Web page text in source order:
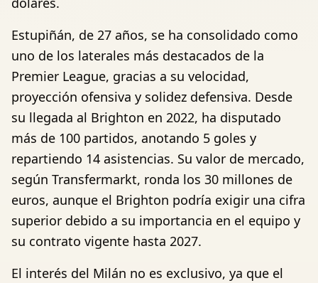
Estupiñán, de 27 años, se ha consolidado como
uno de los laterales más destacados de la
Premier League, gracias a su velocidad,
proyección ofensiva y solidez defensiva. Desde
su llegada al Brighton en 2022, ha disputado
más de 100 partidos, anotando 5 goles y
repartiendo 14 asistencias. Su valor de mercado,
según Transfermarkt, ronda los 30 millones de
euros, aunque el Brighton podría exigir una cifra
superior debido a su importancia en el equipo y
su contrato vigente hasta 2027.
El interés del Milán no es exclusivo, ya que el